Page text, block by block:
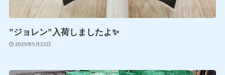
”ジョレン”入荷しましたよ✨
2025年5月22日